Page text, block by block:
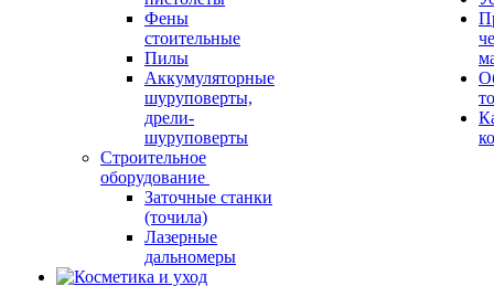
Фены
стоительные
Пилы
Аккумуляторные
шуруповерты,
дрели-
шуруповерты
Строительное
оборудование
Заточные станки
(точила)
Лазерные
дальномеры